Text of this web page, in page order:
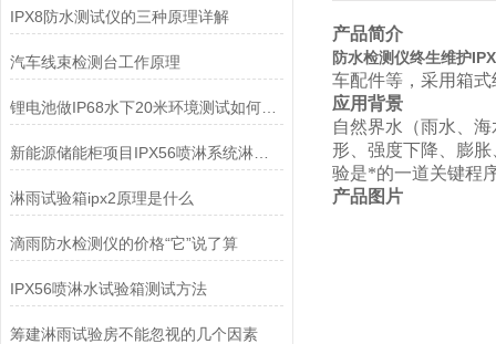
IPX8防水测试仪的三种原理详解
汽车线束检测台工作原理
锂电池做IP68水下20米环境测试如何判断合格？
淋雨试验箱ipx2原理是什么
滴雨防水检测仪的价格“它”说了算
IPX56喷淋水试验箱测试方法
筹建淋雨试验房不能忽视的几个因素
产品简介
防水检测仪终生维护
车配件等，采用箱
应用背景
自然界水（雨水、
形、强度下降、膨
验是*的一道关键程
产品图片